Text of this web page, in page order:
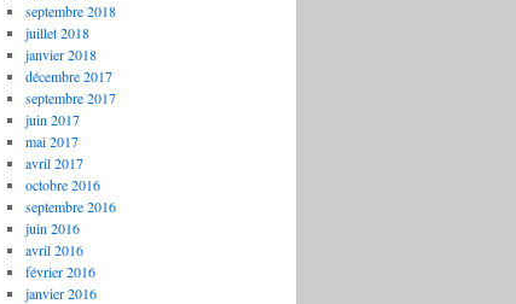
septembre 2018
juillet 2018
janvier 2018
décembre 2017
septembre 2017
juin 2017
mai 2017
avril 2017
octobre 2016
septembre 2016
juin 2016
avril 2016
février 2016
janvier 2016